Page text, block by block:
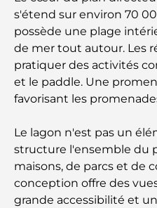
Les meilleurs
voyage culinaire
Découvrez la
balade placée sous
panoramas.
Meilleurs quartiers
découvrez les
Hôtels 5 étoiles à
chaque voyageur
s'étend sur environ 70
possède une plage
de mer tout autour. Les
pratiquer des activités
et le paddle. Une
favorisant les
Le lagon n'est pas un
structure l'ensemble du
maisons, de parcs et de
conception offre des
grande accessibilité et